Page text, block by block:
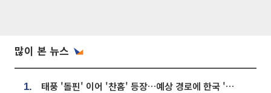
많이 본 뉴스
1. 태풍 '돌핀' 이어 '찬홈' 등장…예상 경로에 한국 '한숨'